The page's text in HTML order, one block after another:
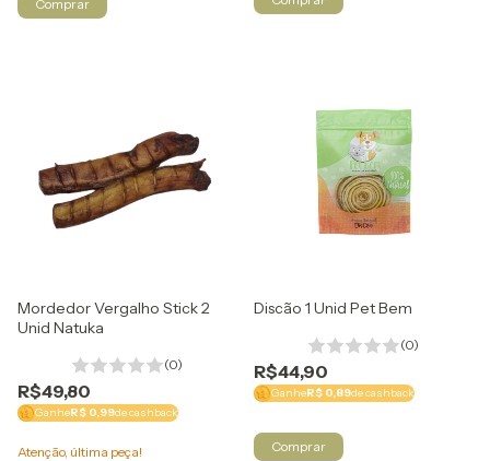
Mordedor Vergalho Stick 2
Unid Natuka
(0)
R$49,80
GanheR$ 0,99de cashback
Atenção, última peça!
Discão 1 Unid Pet Bem
(0)
R$44,90
GanheR$ 0,89de cashback